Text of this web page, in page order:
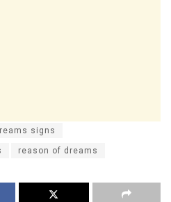
signs
reason of dreams